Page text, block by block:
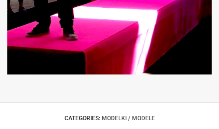
POKAZ MODY W CENTRUM HANDLOWYM
CATEGORIES: MODELKI / MODELE